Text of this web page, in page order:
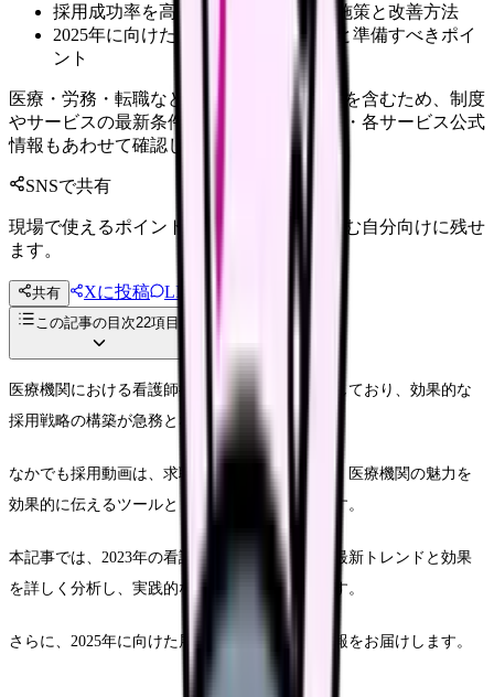
採用成功率を高めるための具体的な施策と改善方法
2025年に向けた採用動画戦略の展望と準備すべきポイ
ント
医療・労務・転職など判断に影響する内容を含むため、制度
やサービスの最新条件は公的機関・勤務先・各サービス公式
情報もあわせて確認してください。
SNSで共有
現場で使えるポイントを、同僚やあとで読む自分向けに残せ
ます。
共有 Xに投稿 LINE
この記事の目次22項目
医療機関における看護師採用は年々難しさを増しており、効果的な
採用戦略の構築が急務となっています。
なかでも採用動画は、求職者の興味関心を引き、医療機関の魅力を
効果的に伝えるツールとして注目を集めています。
本記事では、2023年の看護師採用動画における最新トレンドと効果
を詳しく分析し、実践的な改善策をご紹介します。
さらに、2025年に向けた展望まで、包括的な情報をお届けします。